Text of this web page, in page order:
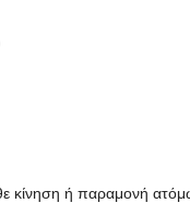
κίνηση ή παραμονή